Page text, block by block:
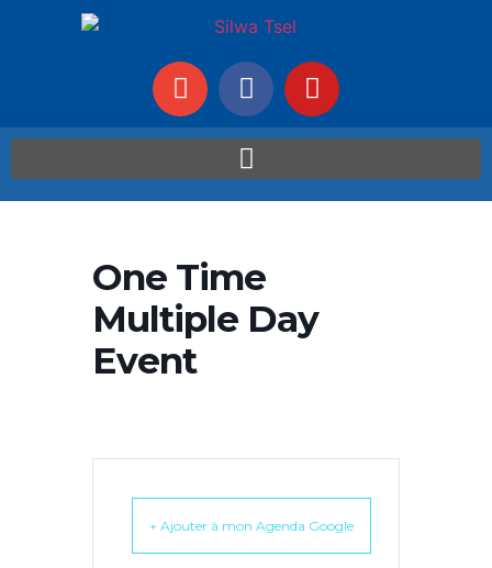
One Time
Multiple Day
Event
+ Ajouter à mon Agenda Google